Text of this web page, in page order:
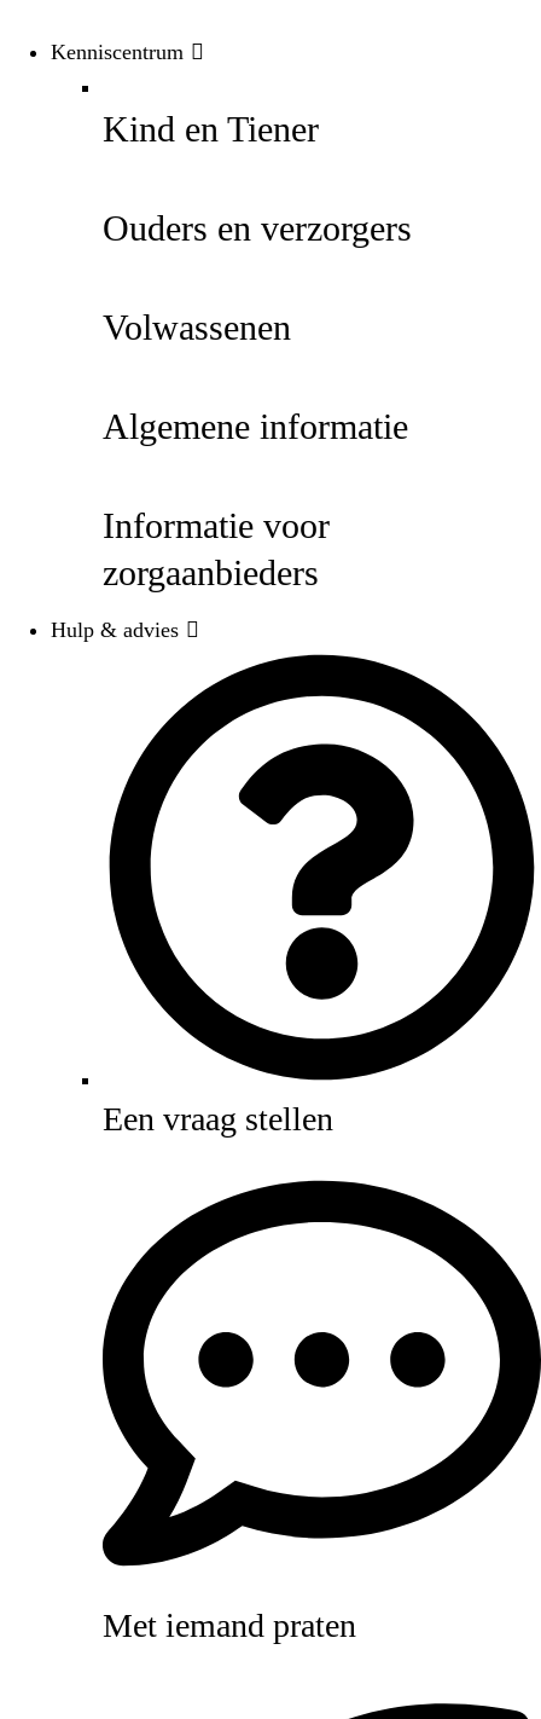
Kenniscentrum
Kind en Tiener
Ouders en verzorgers
Volwassenen
Algemene informatie
Informatie voor
zorgaanbieders
Hulp & advies
Een vraag stellen
Met iemand praten